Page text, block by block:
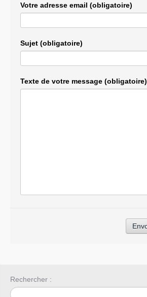
Votre adresse email (obligatoire)
Sujet (obligatoire)
Texte de votre message (obligatoire)
Rechercher :